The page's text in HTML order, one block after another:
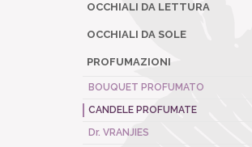
OCCHIALI DA LETTURA
OCCHIALI DA SOLE
PROFUMAZIONI
BOUQUET PROFUMATO
CANDELE PROFUMATE
Dr. VRANJIES